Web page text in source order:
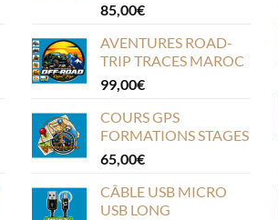
85,00€
AVENTURES ROAD-
TRIP TRACES MAROC
99,00€
COURS GPS
FORMATIONS STAGES
65,00€
CÂBLE USB MICRO
USB LONG